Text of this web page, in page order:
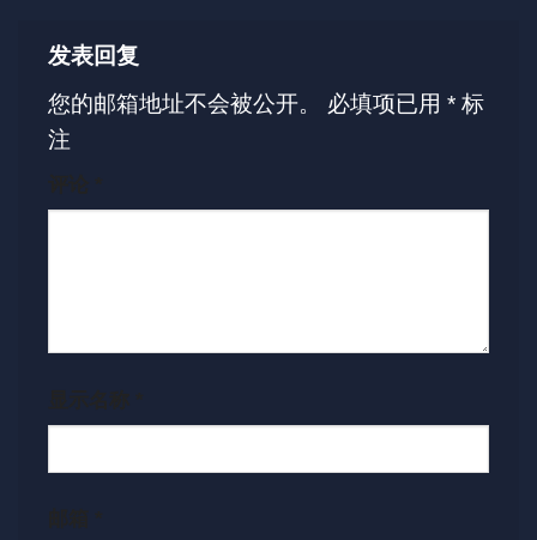
发表回复
您的邮箱地址不会被公开。
必填项已用 * 标
注